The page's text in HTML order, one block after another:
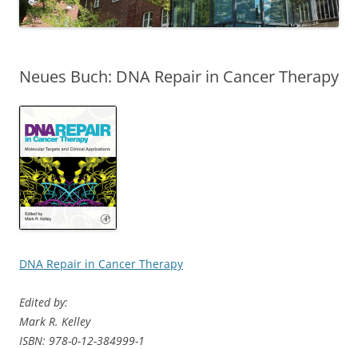
Neues Buch: DNA Repair in Cancer Therapy
DNA Repair in Cancer Therapy
Edited by:
Mark R. Kelley
ISBN: 978-0-12-384999-1